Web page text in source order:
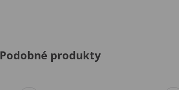
Podobné produkty